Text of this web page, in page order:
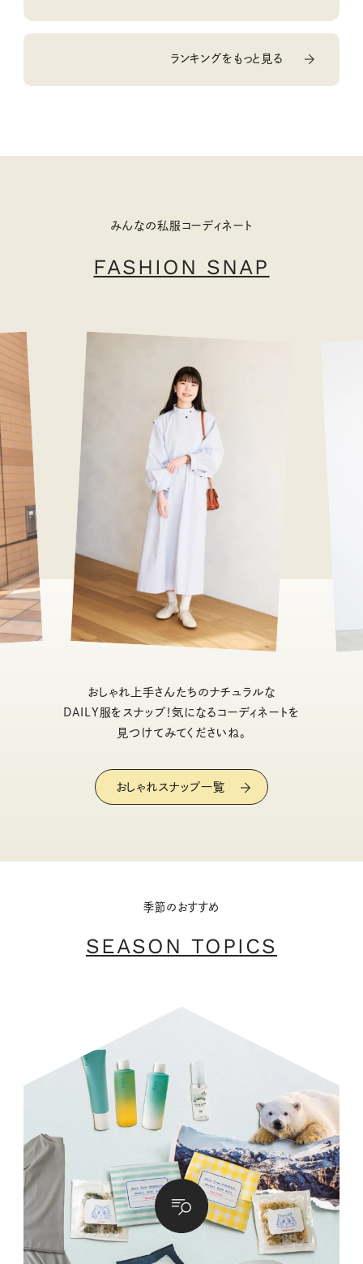
ランキングをもっと見る
みんなの私服コーディネート
FASHION SNAP
おしゃれ上手さんたちのナチュラルな
DAILY服をスナップ！気になるコーディネートを
見つけてみてくださいね。
おしゃれスナップ一覧
季節のおすすめ
SEASON TOPICS